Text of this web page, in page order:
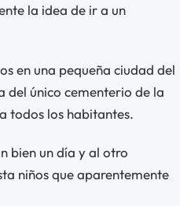
la idea de ir a un
en una pequeña ciudad del
del único cementerio de la
todos los habitantes.
bien un día y al otro
niños que aparentemente